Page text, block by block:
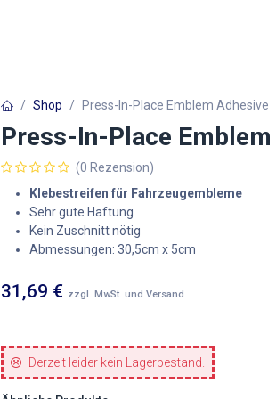
Shop Press-In-Place Emblem Adhesive
Press-In-Place
(0 Rezension)
Klebestreifen für Fahrzeugembleme
Sehr gute Haftung
Kein Zuschnitt nötig
Abmessungen: 30,5cm x 5cm
31,69 € zzgl. MwSt. und Versand
Derzeit leider kein Lagerbestand.